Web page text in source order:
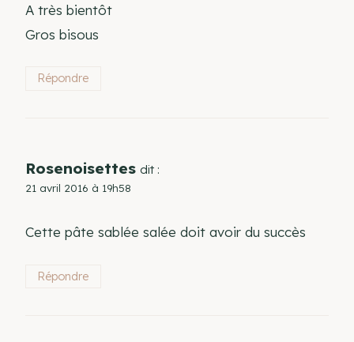
A très bientôt
Gros bisous
Répondre
Rosenoisettes dit :
21 avril 2016 à 19h58
Cette pâte sablée salée doit avoir du succès
Répondre